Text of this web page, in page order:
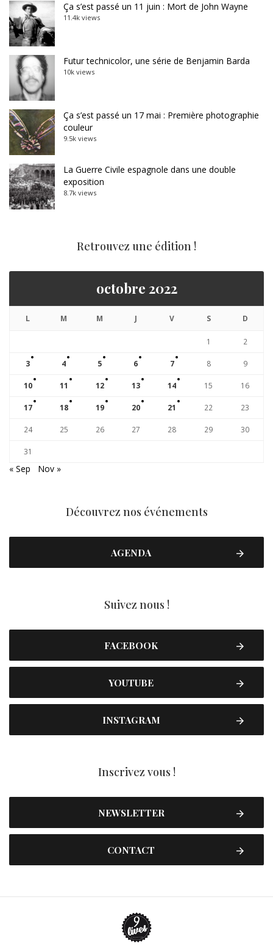
Ça s’est passé un 11 juin : Mort de John Wayne
11.4k views
Futur technicolor, une série de Benjamin Barda
10k views
Ça s’est passé un 17 mai : Première photographie
couleur
9.5k views
La Guerre Civile espagnole dans une double
exposition
8.7k views
Retrouvez une édition !
octobre 2022
L M M J V S D
1 2
3 4 5 6 7 8 9
10 11 12 13 14 15 16
17 18 19 20 21 22 23
24 25 26 27 28 29 30
31
« Sep Nov »
Découvrez nos événements
AGENDA
Suivez nous !
FACEBOOK
YOUTUBE
INSTAGRAM
Inscrivez vous !
NEWSLETTER
CONTACT